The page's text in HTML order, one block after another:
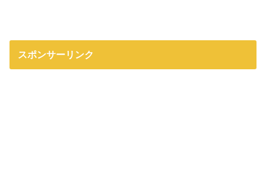
スポンサーリンク